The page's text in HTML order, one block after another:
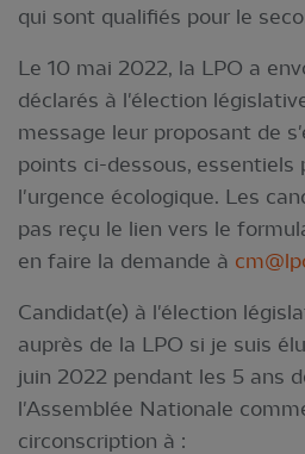
qui sont qualifiés pour le
Le 10 mai 2022, la LPO a
déclarés à l'élection
message leur proposant de
points ci-dessous, essentiels
l'urgence écologique. Les
pas reçu le lien vers le
en faire la demande à
Candidat(e) à l'élection
auprès de la LPO si je suis
juin 2022 pendant les 5 ans
l'Assemblée Nationale
circonscription à :